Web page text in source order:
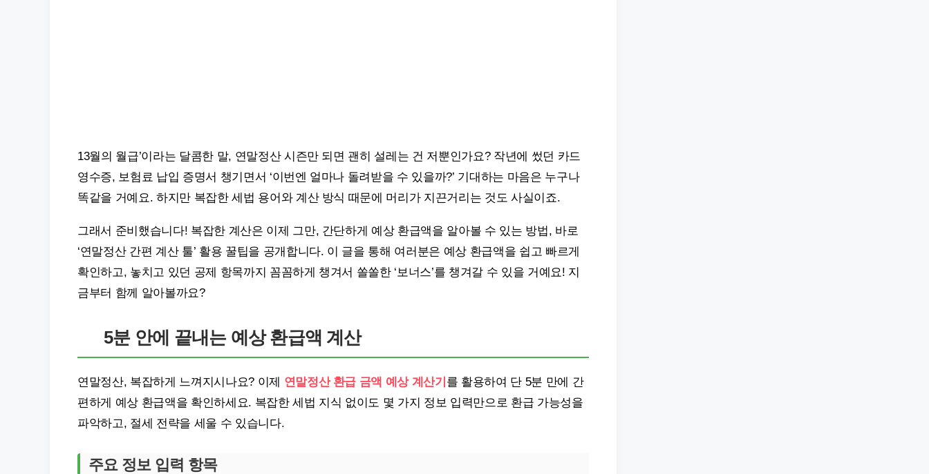
13월의 월급’이라는 달콤한 말, 연말정산 시즌만 되면 괜히 설레는 건 저뿐인가요? 작년에 썼던 카드
영수증, 보험료 납입 증명서 챙기면서 ‘이번엔 얼마나 돌려받을 수 있을까?’ 기대하는 마음은 누구나
똑같을 거예요. 하지만 복잡한 세법 용어와 계산 방식 때문에 머리가 지끈거리는 것도 사실이죠.
그래서 준비했습니다! 복잡한 계산은 이제 그만, 간단하게 예상 환급액을 알아볼 수 있는 방법, 바로
‘연말정산 간편 계산 툴’ 활용 꿀팁을 공개합니다. 이 글을 통해 여러분은 예상 환급액을 쉽고 빠르게
확인하고, 놓치고 있던 공제 항목까지 꼼꼼하게 챙겨서 쏠쏠한 ‘보너스’를 챙겨갈 수 있을 거예요! 지
금부터 함께 알아볼까요?
5분 안에 끝내는 예상 환급액 계산
연말정산, 복잡하게 느껴지시나요? 이제 연말정산 환급 금액 예상 계산기 를 활용하여 단 5분 만에 간
편하게 예상 환급액을 확인하세요. 복잡한 세법 지식 없이도 몇 가지 정보 입력만으로 환급 가능성을
파악하고, 절세 전략을 세울 수 있습니다.
주요 정보 입력 항목